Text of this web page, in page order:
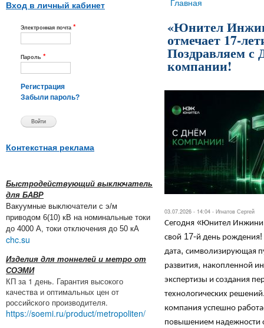
Вход в личный кабинет
Электронная почта *
Пароль *
Регистрация
Забыли пароль?
Контекстная реклама
Быстродействующий выключатель
для БАВР
Вакуумные выключатели с э/м
приводом 6(10) кВ на номинальные токи
до 4000 А, токи отключения до 50 кА
chc.su
Изделия для тоннелей и метро от
СОЭМИ
КП за 1 день. Гарантия высокого
качества и оптимальных цен от
российского производителя.
https://soemi.ru/product/metropoliten/
Вы здесь
Главная
«Юнител
отмечает 17-
Поздравляем с
компании!
03.07.2026 - 14:04 - Игнатов Сергей
Сегодня «Юнител
свой 17-й день рождения!
дата, символизирующая
развития, накопленной
экспертизы и создания
технологических решений
компания успешно
повышением надежности